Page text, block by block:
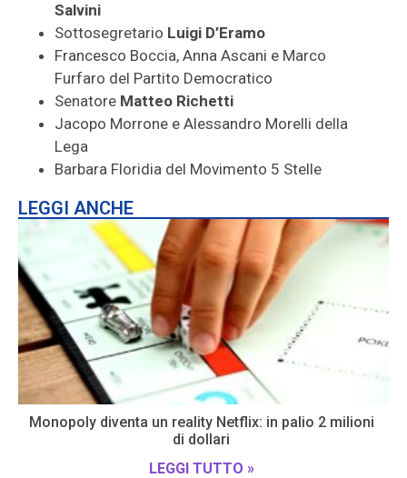
Salvini
Sottosegretario Luigi D’Eramo
Francesco Boccia, Anna Ascani e Marco
Furfaro del Partito Democratico
Senatore Matteo Richetti
Jacopo Morrone e Alessandro Morelli della
Lega
Barbara Floridia del Movimento 5 Stelle
LEGGI ANCHE
Monopoly diventa un reality Netflix: in palio 2 milioni
di dollari
LEGGI TUTTO »